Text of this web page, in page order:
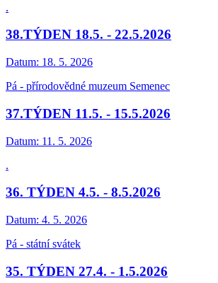
.
38.TÝDEN 18.5. - 22.5.2026
Datum: 18. 5. 2026
Pá - přírodovědné muzeum Semenec
37.TÝDEN 11.5. - 15.5.2026
Datum: 11. 5. 2026
.
36. TÝDEN 4.5. - 8.5.2026
Datum: 4. 5. 2026
Pá - státní svátek
35. TÝDEN 27.4. - 1.5.2026